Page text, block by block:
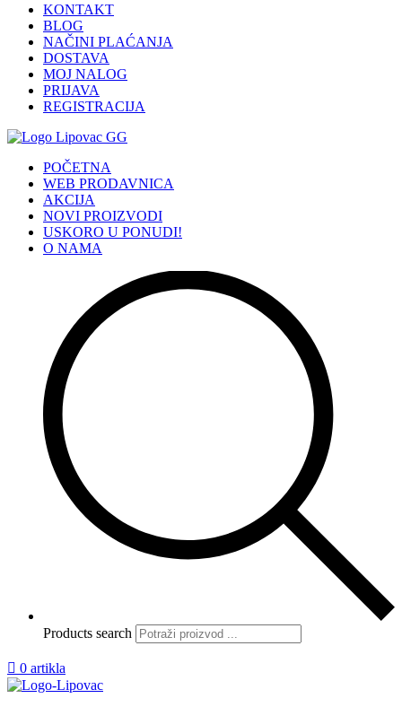
KONTAKT
BLOG
NAČINI PLAĆANJA
DOSTAVA
MOJ NALOG
PRIJAVA
REGISTRACIJA
POČETNA
WEB PRODAVNICA
AKCIJA
NOVI PROIZVODI
USKORO U PONUDI!
O NAMA
Products search
 0 artikla